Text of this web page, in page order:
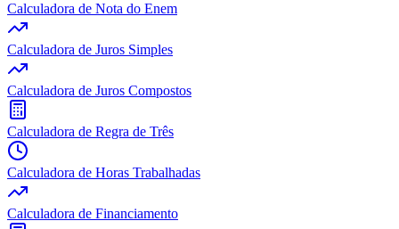
Calculadora de Nota do Enem
Calculadora de Juros Simples
Calculadora de Juros Compostos
Calculadora de Regra de Três
Calculadora de Horas Trabalhadas
Calculadora de Financiamento